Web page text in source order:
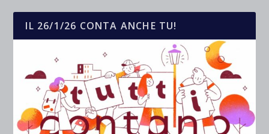
IL 26/1/26 CONTA ANCHE TU!